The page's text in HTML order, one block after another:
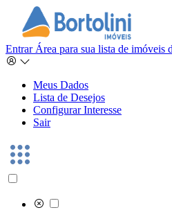
Entrar Área para sua lista de imóveis
Meus Dados
Lista de Desejos
Configurar Interesse
Sair